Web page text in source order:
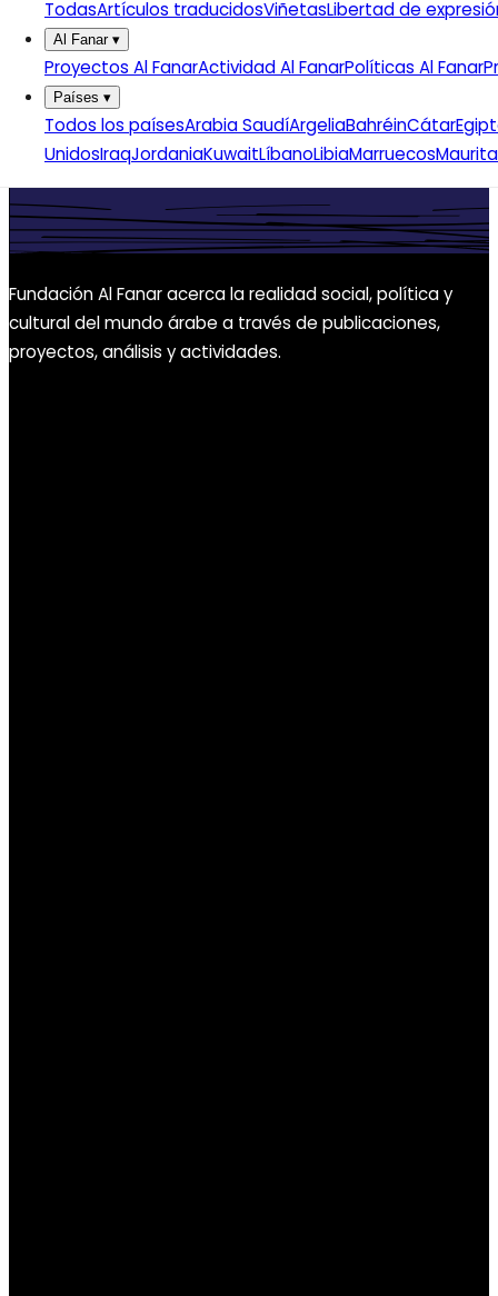
TodasArtículos traducidosViñetasLibertad de
Al Fanar ▾
Proyectos Al FanarActividad Al FanarPolíticas Al Fanar
Países ▾
Todos los paísesArabia SaudíArgeliaBahréinCátar
UnidosIraqJordaniaKuwaitLíbanoLibiaMarruecos
Fundación Al Fanar acerca la realidad social, política y
cultural del mundo árabe a través de publicaciones,
proyectos, análisis y actividades.